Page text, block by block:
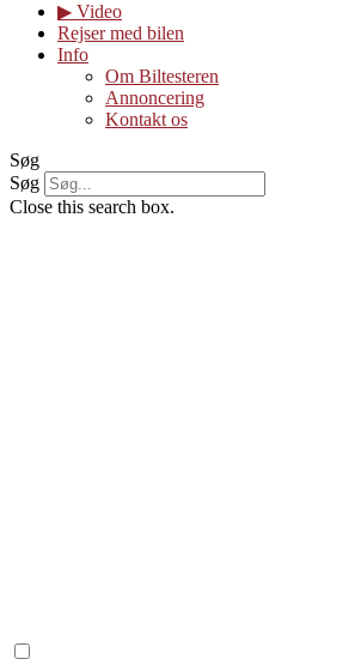
▶︎ Video
Rejser med bilen
Info
Om Biltesteren
Annoncering
Kontakt os
Søg
Søg
Close this search box.